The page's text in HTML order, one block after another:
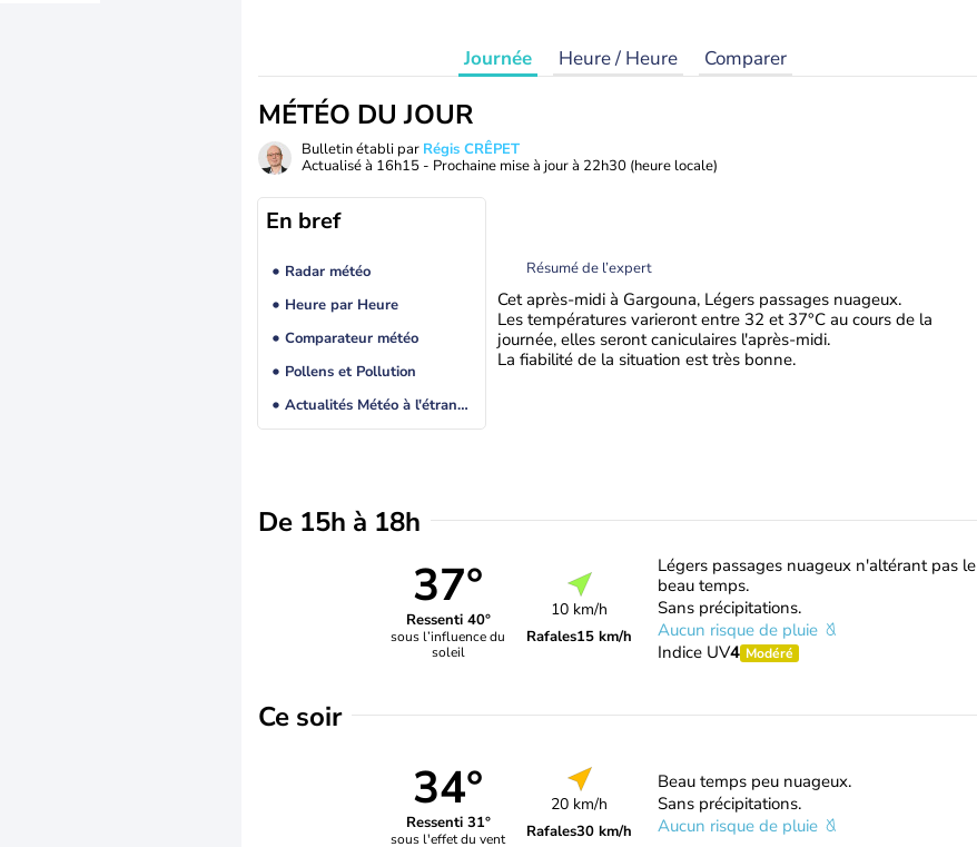
Journée Heure / Heure Comparer
MÉTÉO DU JOUR
Bulletin établi par Régis CRÊPET
Actualisé à 16h15 - Prochaine mise à jour à 22h30 (heure locale)
En bref
Radar météo
Heure par Heure
Comparateur météo
Pollens et Pollution
Actualités Météo à l'étranger
Résumé de l’expert
Cet après-midi à Gargouna, Légers passages nuageux.
Les températures varieront entre 32 et 37°C au cours de la
journée, elles seront caniculaires l'après-midi.
La fiabilité de la situation est très bonne.
De 15h à 18h
37°
Ressenti 40°
sous l’influence du
soleil
10 km/h
Rafales15 km/h
Légers passages nuageux n'altérant pas le
beau temps.
Sans précipitations.
Aucun risque de pluie
Indice UV4 Modéré
Ce soir
34°
Ressenti 31°
sous l'effet du vent
20 km/h
Rafales30 km/h
Beau temps peu nuageux.
Sans précipitations.
Aucun risque de pluie